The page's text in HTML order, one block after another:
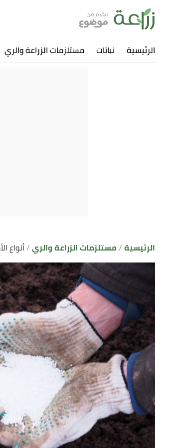
الرئيسية نباتات مستلزمات الزراعة والري
الرئيسية مستلزمات الزراعة والري أنواع